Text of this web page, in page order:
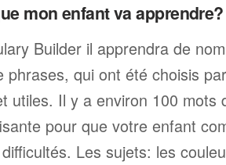
mon enfant va apprendre?
Builder il apprendra de
phrases, qui ont été choisis
utiles. Il y a environ 100 mots
pour que votre enfant
Les sujets: les